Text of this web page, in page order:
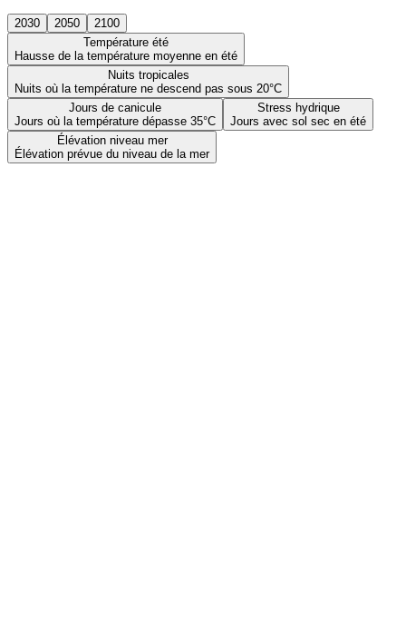
2030 2050
2100
Température été
Hausse de la température moyenne en été
Nuits tropicales
Nuits où la température ne descend pas sous 20°C
Jours de canicule
Jours où la température dépasse 35°C
Stress hydrique
Jours avec sol sec en été
Élévation niveau mer
Élévation prévue du niveau de la mer